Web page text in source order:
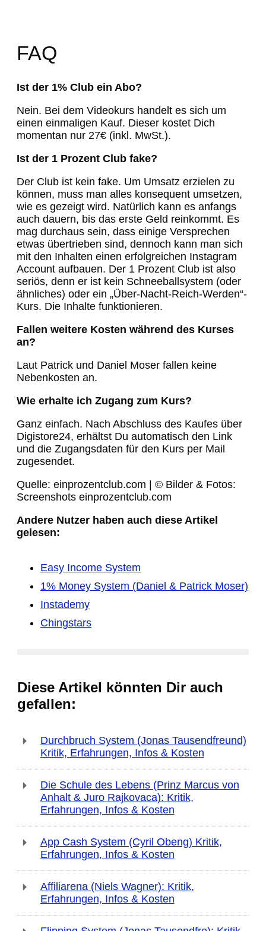
FAQ
Ist der 1% Club ein Abo?
Nein. Bei dem Videokurs handelt es sich um
einen einmaligen Kauf. Dieser kostet Dich
momentan nur 27€ (inkl. MwSt.).
Ist der 1 Prozent Club fake?
Der Club ist kein fake. Um Umsatz erzielen zu
können, muss man alles konsequent umsetzen,
wie es gezeigt wird. Natürlich kann es anfangs
auch dauern, bis das erste Geld reinkommt. Es
mag durchaus sein, dass einige Versprechen
etwas übertrieben sind, dennoch kann man sich
mit den Inhalten einen erfolgreichen Instagram
Account aufbauen. Der 1 Prozent Club ist also
seriös, denn er ist kein Schneeballsystem (oder
ähnliches) oder ein „Über-Nacht-Reich-Werden“-
Kurs. Die Inhalte funktionieren.
Fallen weitere Kosten während des Kurses
an?
Laut Patrick und Daniel Moser fallen keine
Nebenkosten an.
Wie erhalte ich Zugang zum Kurs?
Ganz einfach. Nach Abschluss des Kaufes über
Digistore24, erhältst Du automatisch den Link
und die Zugangsdaten für den Kurs per Mail
zugesendet.
Quelle: einprozentclub.com | © Bilder & Fotos:
Screenshots einprozentclub.com
Andere Nutzer haben auch diese Artikel
gelesen:
Easy Income System
1% Money System (Daniel & Patrick Moser)
Instademy
Chingstars
Diese Artikel könnten Dir auch
gefallen:
Durchbruch System (Jonas Tausendfreund)
Kritik, Erfahrungen, Infos & Kosten
Die Schule des Lebens (Prinz Marcus von
Anhalt & Juro Rajkovaca): Kritik,
Erfahrungen, Infos & Kosten
App Cash System (Cyril Obeng) Kritik,
Erfahrungen, Infos & Kosten
Affiliarena (Niels Wagner): Kritik,
Erfahrungen, Infos & Kosten